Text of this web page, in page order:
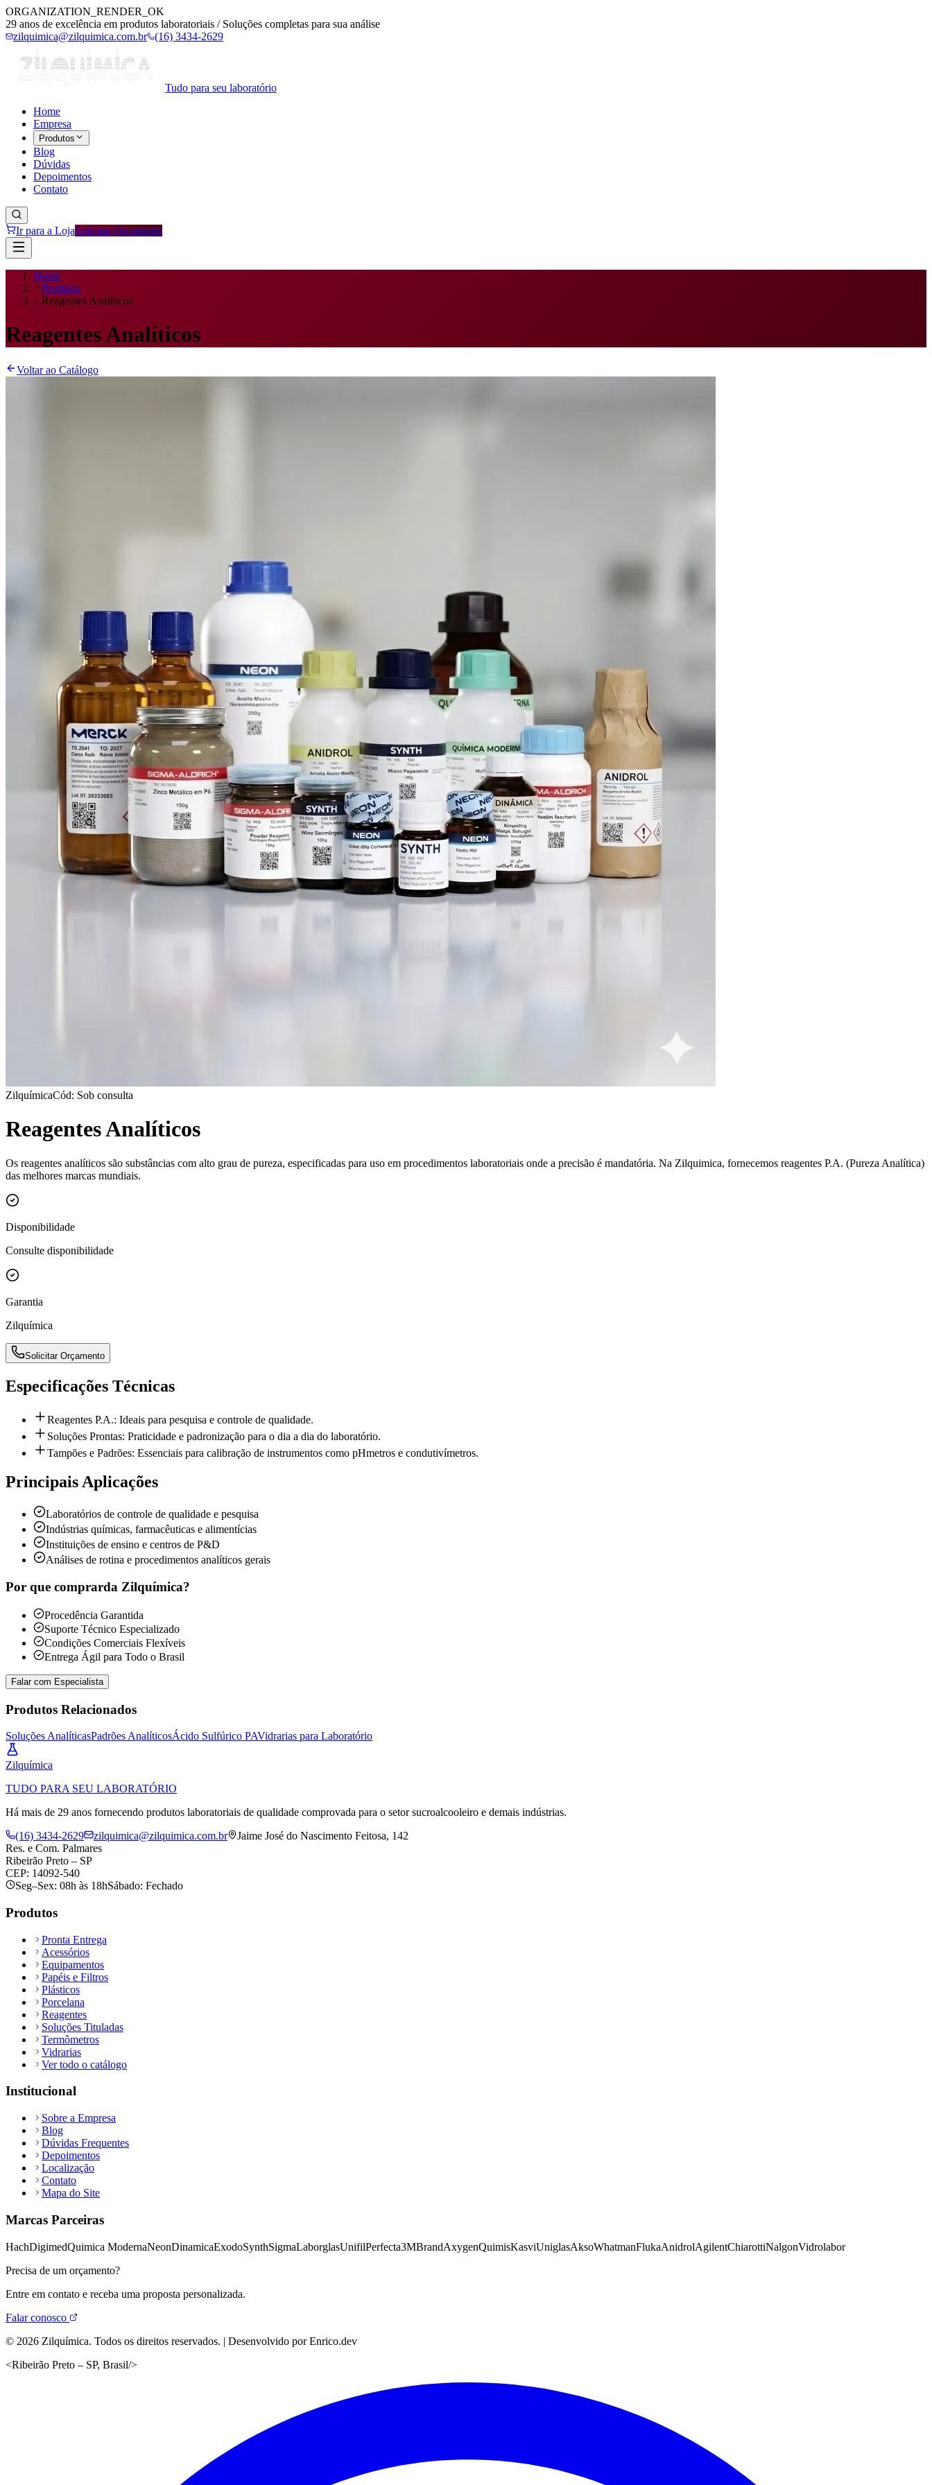
ORGANIZATION_RENDER_OK
29 anos de excelência em produtos laboratoriais / Soluções completas para sua análise
zilquimica@zilquimica.com.br
(16) 3434-2629
Tudo para seu laboratório
Home
Empresa
Produtos
Blog
Dúvidas
Depoimentos
Contato
Ir para a LojaSolicitar Orçamento
Home
Produtos
Reagentes Analíticos
Reagentes Analíticos
Voltar ao Catálogo
ZilquímicaCód: Sob consulta
Reagentes Analíticos
Os reagentes analíticos são substâncias com alto grau de pureza, especificadas para uso em procedimentos laboratoriais onde a precisão é mandatória. Na Zilquimica, fornecemos reagentes P.A. (Pureza Analítica)
das melhores marcas mundiais.
Disponibilidade
Consulte disponibilidade
Garantia
Zilquímica
Solicitar Orçamento
Especificações Técnicas
Reagentes P.A.: Ideais para pesquisa e controle de qualidade.
Soluções Prontas: Praticidade e padronização para o dia a dia do laboratório.
Tampões e Padrões: Essenciais para calibração de instrumentos como pHmetros e condutivímetros.
Principais Aplicações
Laboratórios de controle de qualidade e pesquisa
Indústrias químicas, farmacêuticas e alimentícias
Instituições de ensino e centros de P&D
Análises de rotina e procedimentos analíticos gerais
Por que comprarda Zilquímica?
Procedência Garantida
Suporte Técnico Especializado
Condições Comerciais Flexíveis
Entrega Ágil para Todo o Brasil
Falar com Especialista
Produtos Relacionados
Soluções AnalíticasPadrões AnalíticosÁcido Sulfúrico PAVidrarias para Laboratório
Zilquímica
TUDO PARA SEU LABORATÓRIO
Há mais de 29 anos fornecendo produtos laboratoriais de qualidade comprovada para o setor sucroalcooleiro e demais indústrias.
(16) 3434-2629
zilquimica@zilquimica.com.br
Jaime José do Nascimento Feitosa, 142
Res. e Com. Palmares
Ribeirão Preto – SP
CEP: 14092-540
Seg–Sex: 08h às 18hSábado: Fechado
Produtos
Pronta Entrega
Acessórios
Equipamentos
Papéis e Filtros
Plásticos
Porcelana
Reagentes
Soluções Tituladas
Termômetros
Vidrarias
Ver todo o catálogo
Institucional
Sobre a Empresa
Blog
Dúvidas Frequentes
Depoimentos
Localização
Contato
Mapa do Site
Marcas Parceiras
HachDigimedQuimica ModernaNeonDinamicaExodoSynthSigmaLaborglasUnifilPerfecta3MBrandAxygenQuimisKasviUniglasAksoWhatmanFlukaAnidrolAgilentChiarottiNalgonVidrolabor
Precisa de um orçamento?
Entre em contato e receba uma proposta personalizada.
Falar conosco
© 2026 Zilquímica. Todos os direitos reservados. | Desenvolvido por Enrico.dev
<Ribeirão Preto – SP, Brasil/>